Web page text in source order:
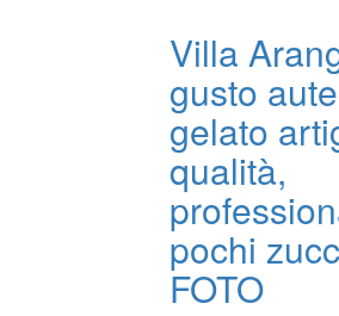
Villa
gusto
gelato
qualità,
pochi
FOTO